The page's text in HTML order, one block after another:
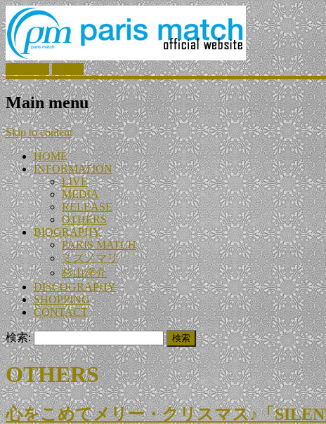
Main menu
Skip to content
HOME
INFORMATION
LIVE
MEDIA
RELEASE
OTHERS
BIOGRAPHY
PARIS MATCH
ミズノマリ
杉山洋介
DISCOGRAPHY
SHOPPING
CONTACT
検索:
OTHERS
心をこめてメリー・クリスマス♪「